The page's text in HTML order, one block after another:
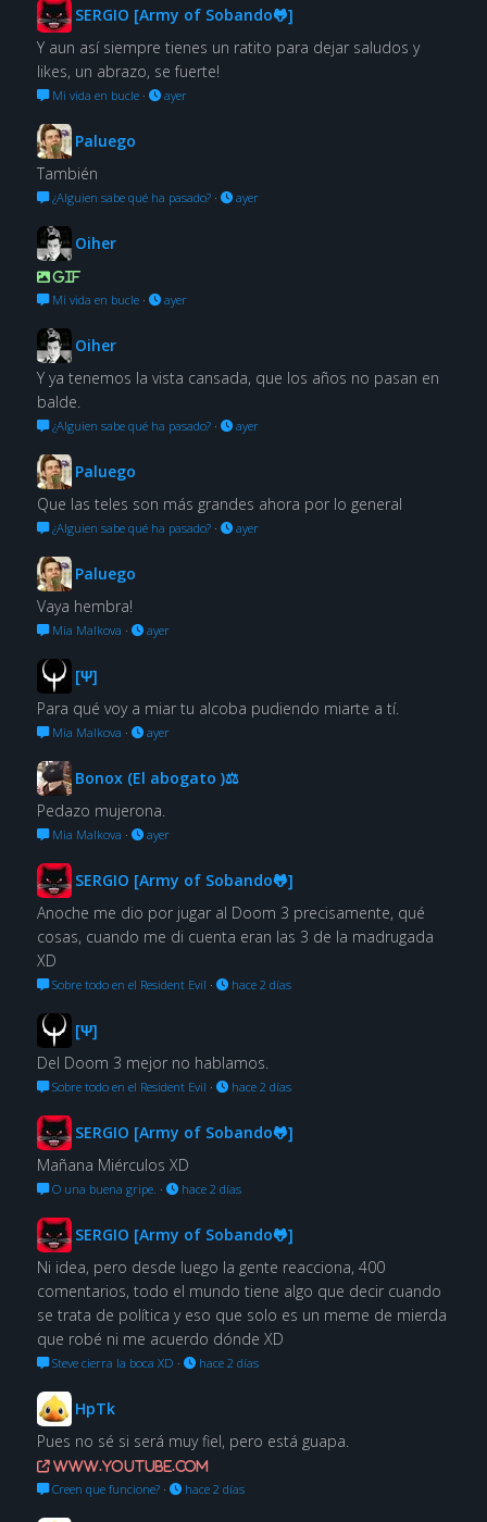
SERGIO [Army of Sobando🐸]
Y aun así siempre tienes un ratito para dejar saludos y
likes, un abrazo, se fuerte!
Mi vida en bucle· ayer
Paluego
También
¿Alguien sabe qué ha pasado?· ayer
Oiher
GIF
Mi vida en bucle· ayer
Oiher
Y ya tenemos la vista cansada, que los años no pasan en
balde.
¿Alguien sabe qué ha pasado?· ayer
Paluego
Que las teles son más grandes ahora por lo general
¿Alguien sabe qué ha pasado?· ayer
Paluego
Vaya hembra!
Mia Malkova · ayer
[Ψ]
Para qué voy a miar tu alcoba pudiendo miarte a tí.
Mia Malkova · ayer
Bonox (El abogato )⚖
Pedazo mujerona.
Mia Malkova · ayer
SERGIO [Army of Sobando🐸]
Anoche me dio por jugar al Doom 3 precisamente, qué
cosas, cuando me di cuenta eran las 3 de la madrugada
XD
Sobre todo en el Resident Evil · hace 2 días
[Ψ]
Del Doom 3 mejor no hablamos.
Sobre todo en el Resident Evil · hace 2 días
SERGIO [Army of Sobando🐸]
Mañana Miérculos XD
O una buena gripe. · hace 2 días
SERGIO [Army of Sobando🐸]
Ni idea, pero desde luego la gente reacciona, 400
comentarios, todo el mundo tiene algo que decir cuando
se trata de política y eso que solo es un meme de mierda
que robé ni me acuerdo dónde XD
Steve cierra la boca XD · hace 2 días
HpTk
Pues no sé si será muy fiel, pero está guapa.
www.youtube.com
Creen que funcione?· hace 2 días